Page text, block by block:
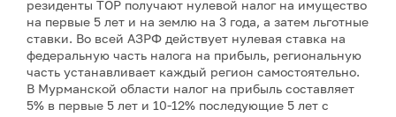
резиденты ТОР получают нулевой налог на имущество
на первые 5 лет и на землю на 3 года, а затем льготные
ставки. Во всей АЗРФ действует нулевая ставка на
федеральную часть налога на прибыль, региональную
часть устанавливает каждый регион самостоятельно.
В Мурманской области налог на прибыль составляет
5% в первые 5 лет и 10-12% последующие 5 лет с